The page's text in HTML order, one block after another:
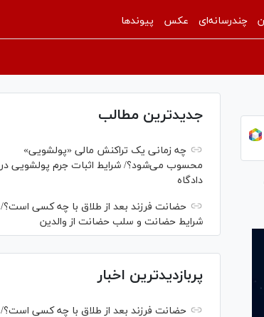
چندرسانه‌ای عکس پیوندها
جدیدترین مطالب
چه زمانی یک تراکنش مالی «پولشویی»
محسوب می‌شود؟/ شرایط اثبات جرم پولشویی در
دادگاه
حضانت فرزند بعد از طلاق با چه کسی است؟/
شرایط حضانت و سلب حضانت از والدین
پربازدیدترین اخبار
حضانت فرزند بعد از طلاق با چه کسی است؟/